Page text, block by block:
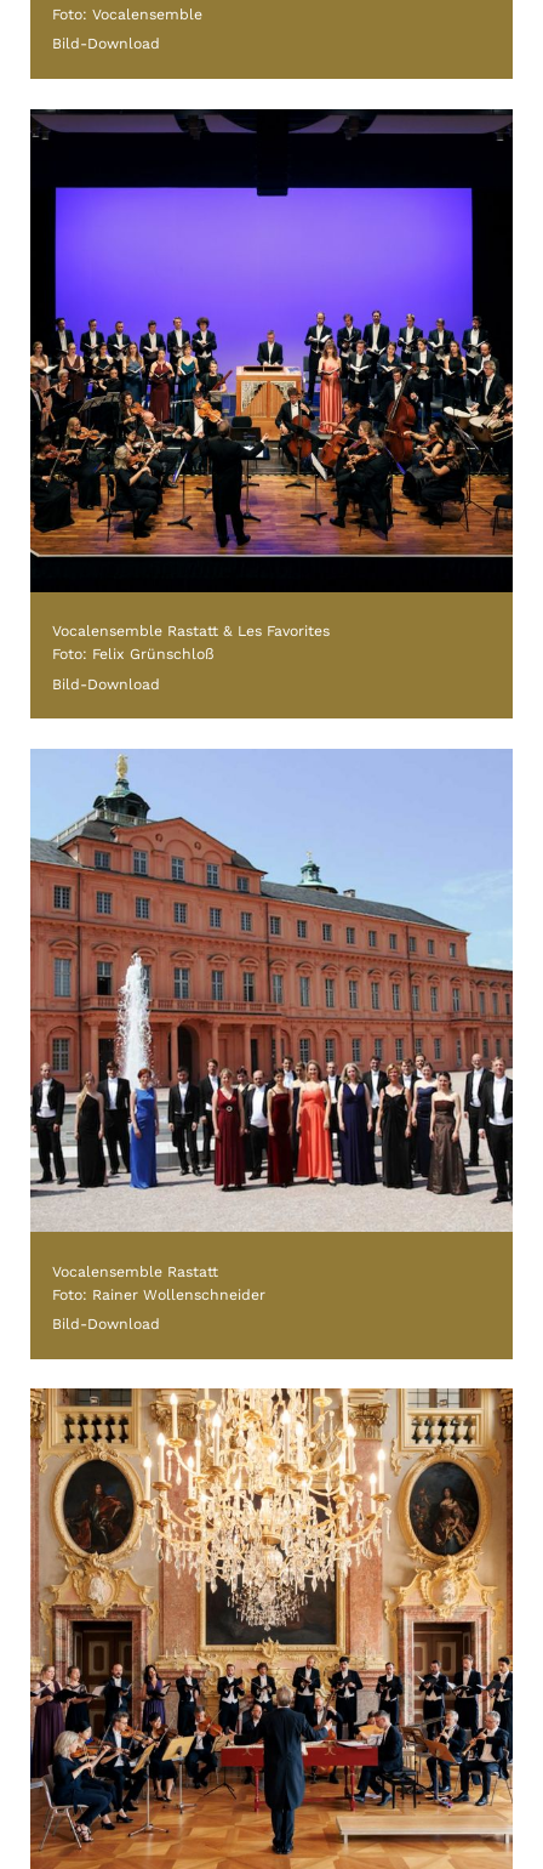
Foto: Vocalensemble
Bild-Download
Vocalensemble Rastatt & Les Favorites
Foto: Felix Grünschloß
Bild-Download
Vocalensemble Rastatt
Foto: Rainer Wollenschneider
Bild-Download